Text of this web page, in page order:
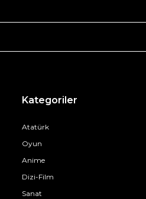
Kategoriler
Atatürk
Oyun
Anime
Dizi-Film
Sanat